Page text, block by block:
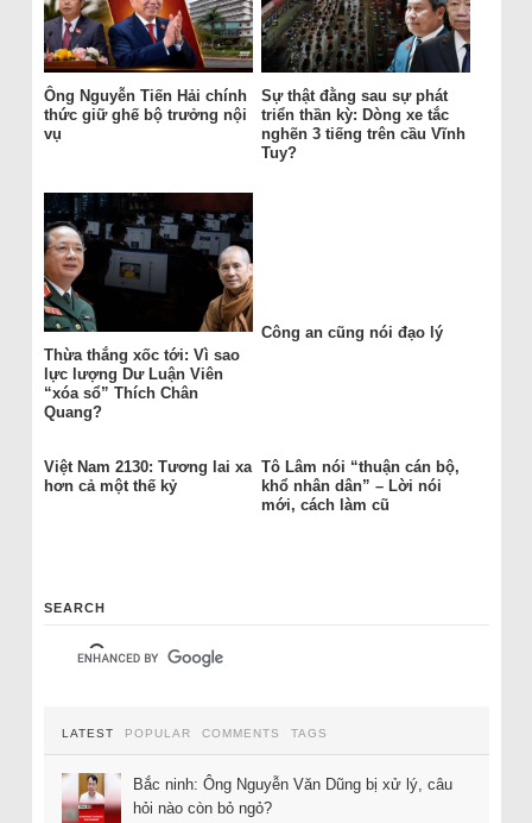
Ông Nguyễn Tiến Hải chính
thức giữ ghế bộ trưởng nội
vụ
Sự thật đằng sau sự phát
triển thần kỳ: Dòng xe tắc
nghẽn 3 tiếng trên cầu Vĩnh
Tuy?
Thừa thắng xốc tới: Vì sao
lực lượng Dư Luận Viên
“xóa sổ” Thích Chân
Quang?
Công an cũng nói đạo lý
Việt Nam 2130: Tương lai xa
hơn cả một thế kỷ
Tô Lâm nói “thuận cán bộ,
khổ nhân dân” – Lời nói
mới, cách làm cũ
SEARCH
LATEST POPULAR COMMENTS TAGS
Bắc ninh: Ông Nguyễn Văn Dũng bị xử lý, câu
hỏi nào còn bỏ ngỏ?